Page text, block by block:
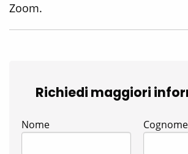
Zoom.
Richiedi maggiori
Nome Cognome